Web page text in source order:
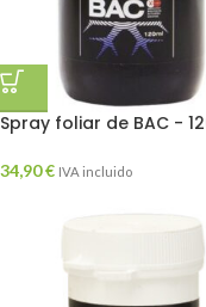
Spray foliar de BAC -
34,90€ IVA incluido